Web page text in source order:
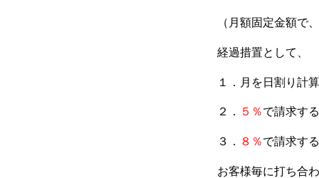
（月額固定金額で
経過措置として、
１．月を日割り計
２． ５％で請求する
３． ８％で請求する
お客様毎に打ち合